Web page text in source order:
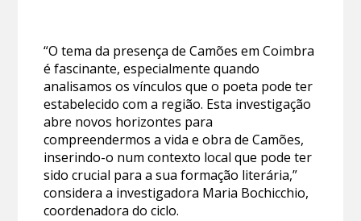
“O tema da presença de Camões em Coimbra
é fascinante, especialmente quando
analisamos os vínculos que o poeta pode ter
estabelecido com a região. Esta investigação
abre novos horizontes para
compreendermos a vida e obra de Camões,
inserindo-o num contexto local que pode ter
sido crucial para a sua formação literária,”
considera a investigadora Maria Bochicchio,
coordenadora do ciclo.